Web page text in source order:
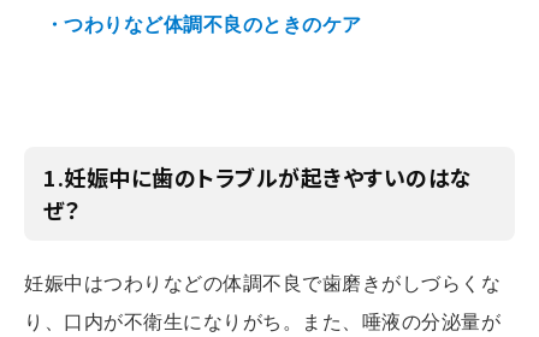
・つわりなど体調不良のときのケア
1.妊娠中に歯のトラブルが起きやすいのはな
ぜ？
妊娠中はつわりなどの体調不良で歯磨きがしづらくな
り、口内が不衛生になりがち。また、唾液の分泌量が